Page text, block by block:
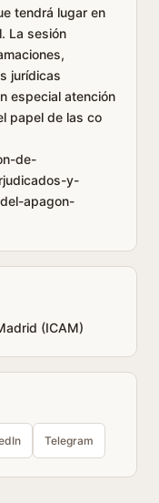
tendrá lugar en
La sesión
jurídicas
especial atención
papel de las co
de-
y-
apagon-
(ICAM)
Telegram